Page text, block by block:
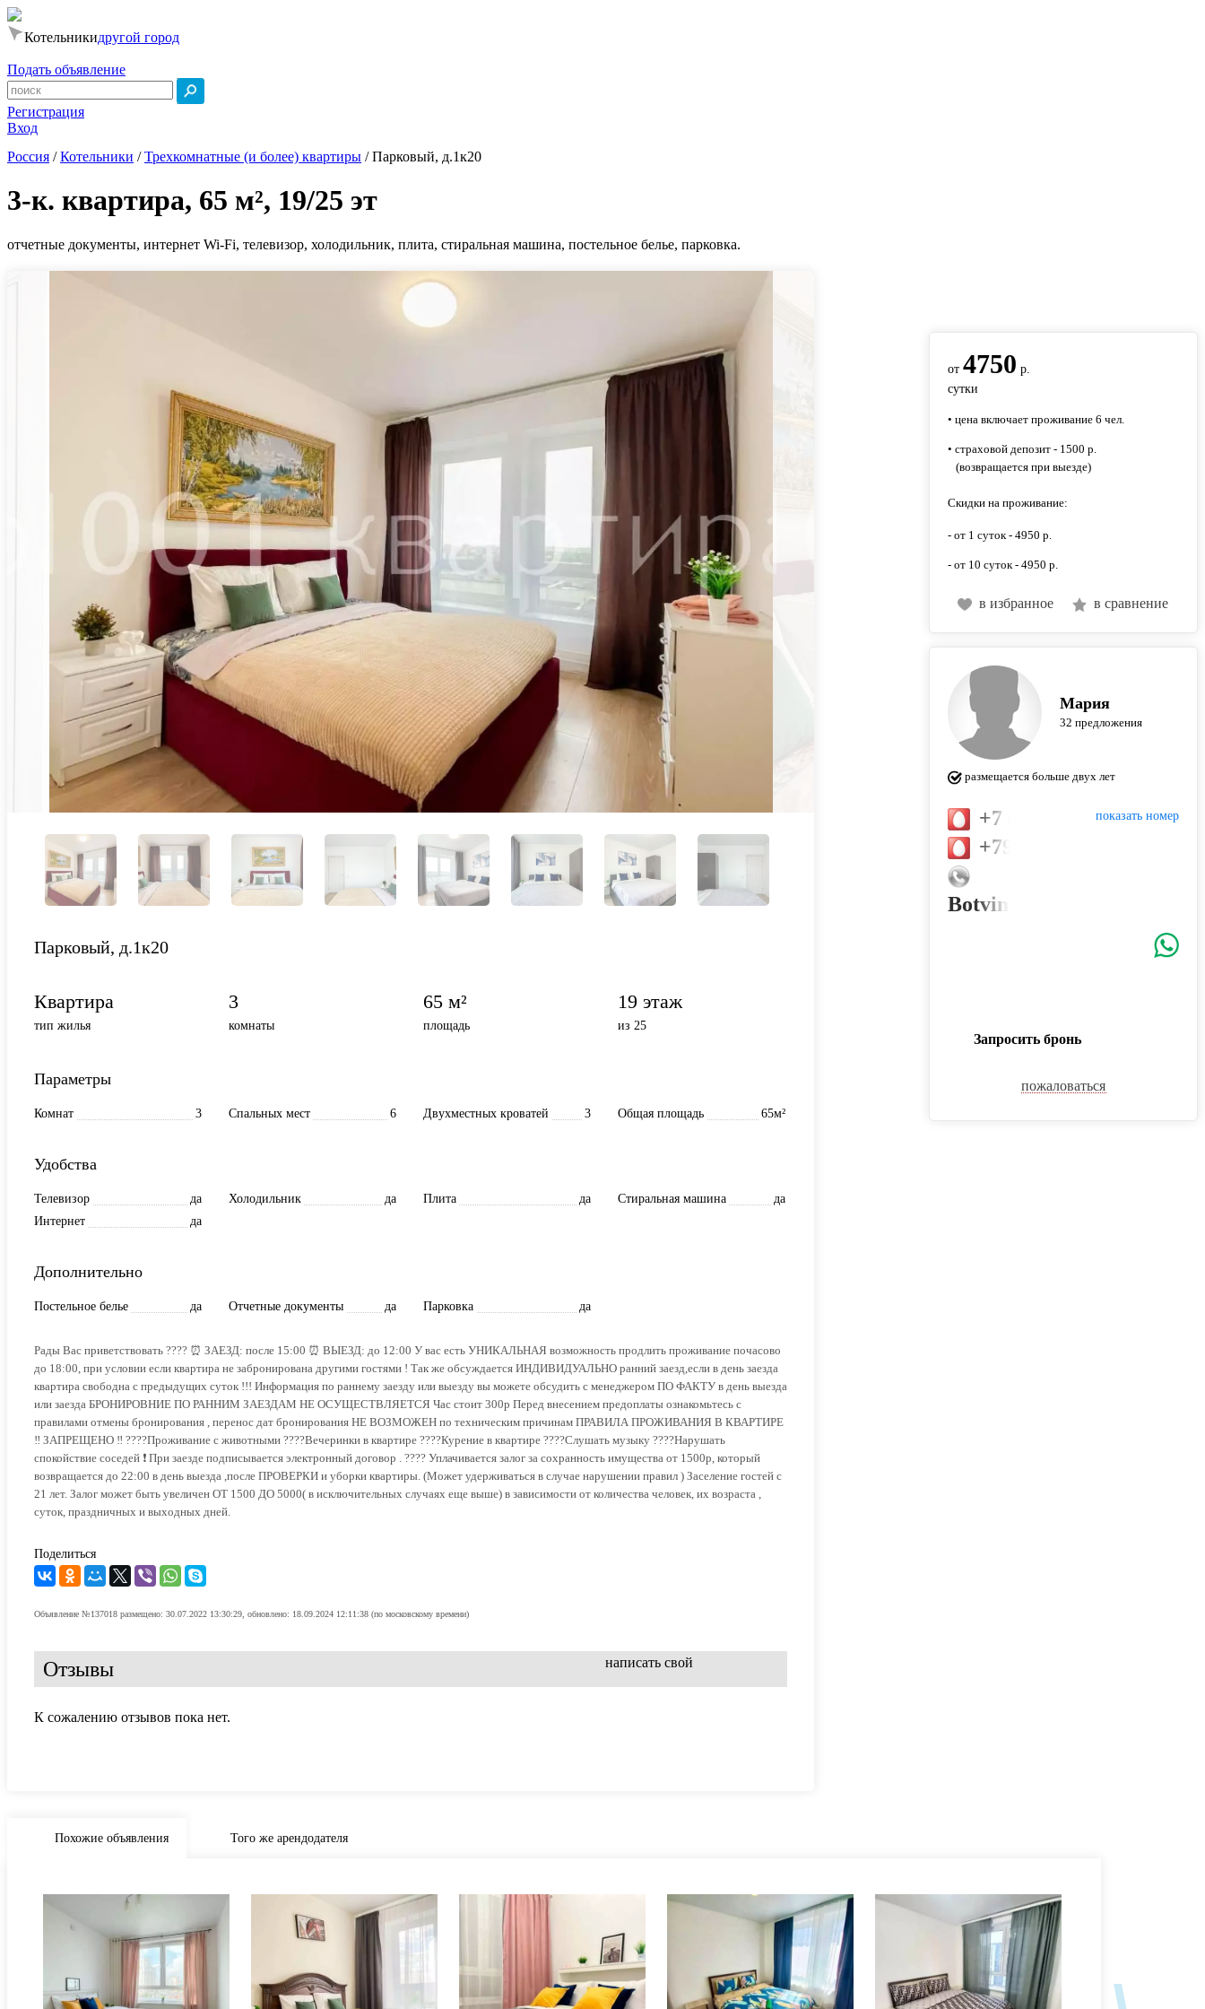
Котельникидругой город
Подать объявление
Регистрация
Вход
Россия /Котельники /Трехкомнатные (и более) квартиры /Парковый, д.1к20
3-к. квартира, 65 м², 19/25 эт
отчетные документы, интернет Wi-Fi, телевизор, холодильник, плита, стиральная машина, постельное белье, парковка.
Парковый, д.1к20
Квартира
тип жилья
3
комнаты
65 м²
площадь
19 этаж
из 25
Параметры
Комнат 3 Спальных мест 6 Двухместных кроватей 3 Общая площадь 65м²
Удобства
Телевизор да Холодильник да Плита да Стиральная машина
да
Интернет
да
Дополнительно
Постельное белье да Отчетные документы да Парковка да
Рады Вас приветствовать ???? ⏰ ЗАЕЗД: после 15:00 ⏰ ВЫЕЗД: до 12:00 У вас есть УНИКАЛЬНАЯ возможность продлить проживание почасово
до 18:00, при условии если квартира не забронирована другими гостями ! Так же обсуждается ИНДИВИДУАЛЬНО ранний заезд,если в день заезда
квартира свободна с предыдущих суток !!! Информация по раннему заезду или выезду вы можете обсудить с менеджером ПО ФАКТУ в день выезда
или заезда БРОНИРОВНИЕ ПО РАННИМ ЗАЕЗДАМ НЕ ОСУЩЕСТВЛЯЕТСЯ Час стоит 300р Перед внесением предоплаты ознакомьтесь с
правилами отмены бронирования , перенос дат бронирования НЕ ВОЗМОЖЕН по техническим причинам ПРАВИЛА ПРОЖИВАНИЯ В КВАРТИРЕ
‼️ ЗАПРЕЩЕНО ‼️ ????Проживание с животными ????Вечеринки в квартире ????Курение в квартире ????Слушать музыку ????Нарушать
спокойствие соседей ❗ При заезде подписывается электронный договор . ???? Уплачивается залог за сохранность имущества от 1500р, который
возвращается до 22:00 в день выезда ,после ПРОВЕРКИ и уборки квартиры. (Может удерживаться в случае нарушении правил ) Заселение гостей с
21 лет. Залог может быть увеличен ОТ 1500 ДО 5000( в исключительных случаях еще выше) в зависимости от количества человек, их возраста ,
суток, праздничных и выходных дней.
Поделиться
Объявление №137018 размещено: 30.07.2022 13:30:29, обновлено: 18.09.2024 12:11:38 (по московскому времени)
Отзывы написать свой
К сожалению отзывов пока нет.
от 4750 р.
сутки
• цена включает проживание 6 чел.
• страховой депозит - 1500 р.
(возвращается при выезде)
Скидки на проживание:
- от 1 суток - 4950 р.
- от 10 суток - 4950 р.
в избранное в сравнение
Мария
32 предложения
размещается больше двух лет
показать номер
+7 (989) 831-28-38
+79152224762
Botvinkina1998@yandex.ru
Запросить бронь
пожаловаться
Похожие объявления Того же арендодателя